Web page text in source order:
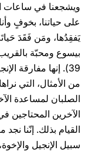
ويشجعنا في ساعات
على حياتنا، بخوفٍ
يَفقِدُها، ومَن فَقَدَ
بيسوع ومحبّة
39). إنها مفارقة
من الأمثال، التي
الصلبان لمساعدة
الآخرين المحتاجين
القيام بذلك. إنّنا
سبيل الإنجيل